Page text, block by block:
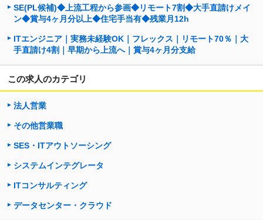
SE(PL候補)◆上流工程から参画◆リモート7割◆大手直請けメイ
ン◆賞与4ヶ月分以上◆住宅手当有◆残業月12h
ITエンジニア｜実務未経験OK｜フレックス｜リモート70％｜大
手直請け4割｜早期から上流へ｜賞与4ヶ月分支給
この求人のカテゴリ
法人営業
その他営業職
SES・ITアウトソーシング
システムインテグレータ
ITコンサルティング
データセンター・クラウド